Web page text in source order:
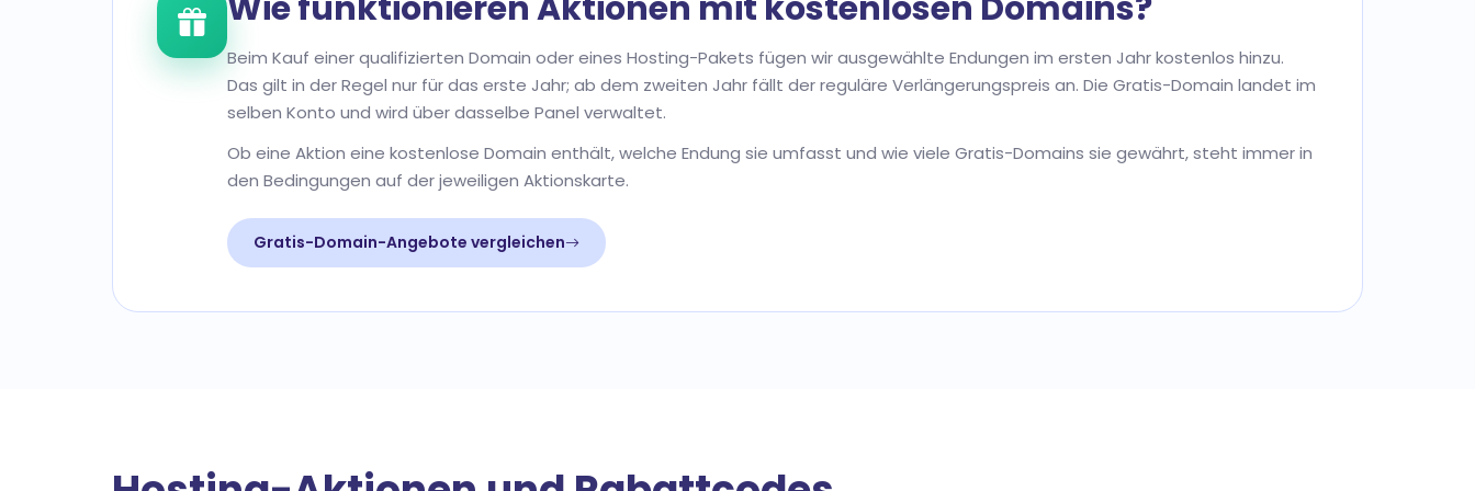
Beim Kauf einer qualifizierten Domain oder eines Hosting-Pakets fügen wir ausgewählte Endungen im ersten Jahr kostenlos hinzu.
Das gilt in der Regel nur für das erste Jahr; ab dem zweiten Jahr fällt der reguläre Verlängerungspreis an. Die Gratis-Domain landet im
selben Konto und wird über dasselbe Panel verwaltet.
Ob eine Aktion eine kostenlose Domain enthält, welche Endung sie umfasst und wie viele Gratis-Domains sie gewährt, steht immer in
den Bedingungen auf der jeweiligen Aktionskarte.
Gratis-Domain-Angebote vergleichen